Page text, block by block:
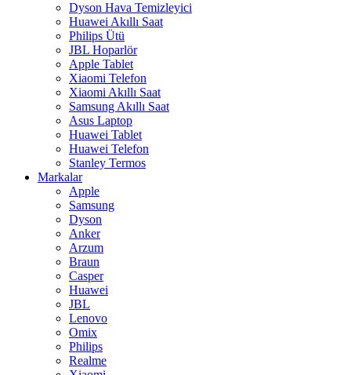
Dyson Hava Temizleyici
Huawei Akıllı Saat
Philips Ütü
JBL Hoparlör
Apple Tablet
Xiaomi Telefon
Xiaomi Akıllı Saat
Samsung Akıllı Saat
Asus Laptop
Huawei Tablet
Huawei Telefon
Stanley Termos
Markalar
Apple
Samsung
Dyson
Anker
Arzum
Braun
Casper
Huawei
JBL
Lenovo
Omix
Philips
Realme